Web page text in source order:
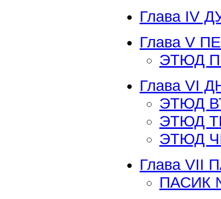
Глава IV
Глава V
ЭТЮД
Глава VI
ЭТЮД
ЭТЮД
ЭТЮД
Глава VII
ПАСИК